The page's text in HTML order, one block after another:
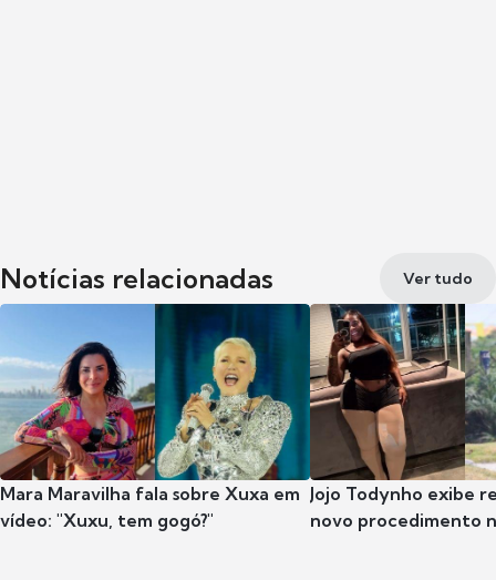
Notícias relacionadas Ver tudo
Mara Maravilha fala sobre Xuxa em
vídeo: "Xuxu, tem gogó?"
Jojo Todynho exibe
novo procedimento